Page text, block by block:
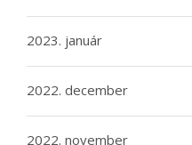
2023. január
2022. december
2022. november